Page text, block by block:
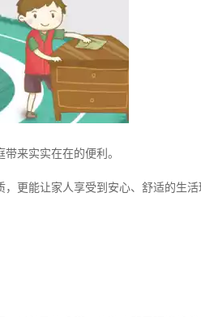
来实实在在的便利。
更能让家人享受到安心、舒适的生活